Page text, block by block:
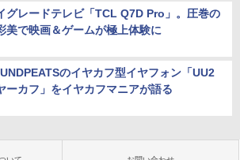
グレードテレビ「TCL Q7D Pro」。圧巻の
美で映画＆ゲームが極上体験に
のイヤカフ型イヤフォン「UU2
ーカフ」をイヤカフマニアが語る